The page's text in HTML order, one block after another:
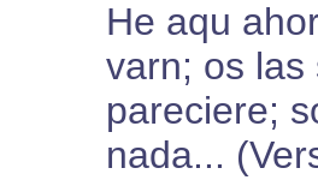
He aqu
varn; os las
pareciere;
nada...